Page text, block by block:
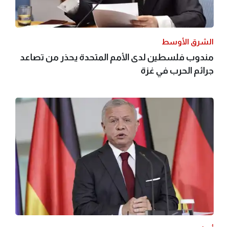
الشرق الأوسط
مندوب فلسطين لدى الأمم المتحدة يحذر من تصاعد
جرائم الحرب في غزة